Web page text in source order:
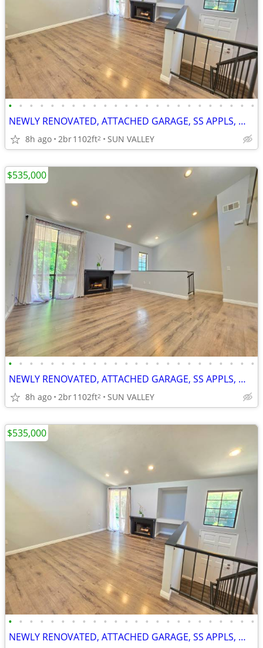
• • • • • • • • • • • • • • • • • • • • • • • •
NEWLY RENOVATED, ATTACHED GARAGE, SS APPLS, WASHER DRYER, CENTRAL AC,
8h ago 2br1102ft2 SUN VALLEY
• • • • • • • • • • • • • • • • • • • • • • • •
NEWLY RENOVATED, ATTACHED GARAGE, SS APPLS, WASHER DRYER, CENTRAL AC,
8h ago 2br1102ft2 SUN VALLEY
$535,000
• • • • • • • • • • • • • • • • • • • • • • • •
NEWLY RENOVATED, ATTACHED GARAGE, SS APPLS, WASHER DRYER, CENTRAL AC,
$535,000